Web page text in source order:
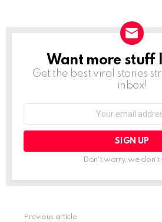
NEWSLETTER
Want more stuff
Get the best viral stories
inbox!
Don't worry, we don't
Previous article